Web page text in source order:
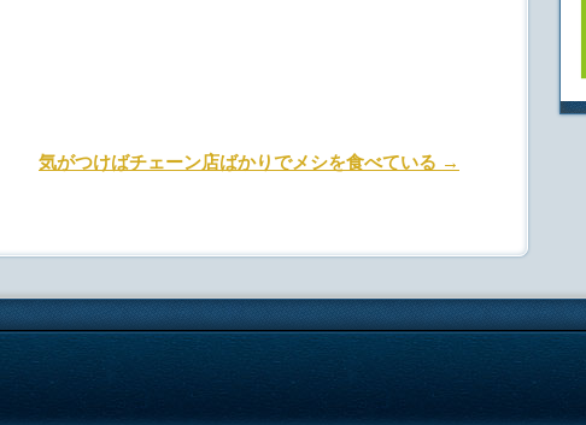
気がつけばチェーン店ばかりでメシを食べている →